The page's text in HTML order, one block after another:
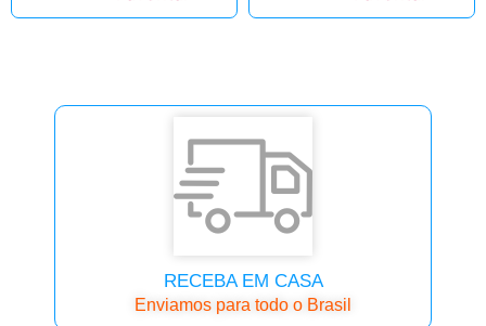
RECEBA EM CASA
Enviamos para todo o Brasil